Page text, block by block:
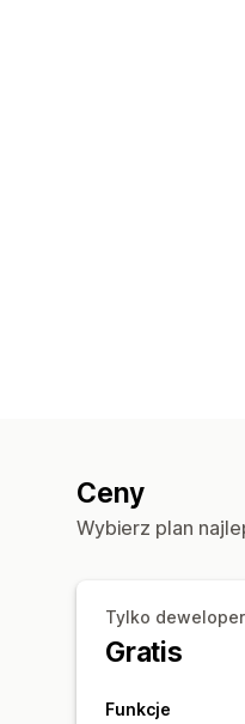
Ceny
Wybierz plan
Tylko deweloper
Gratis
Funkcje